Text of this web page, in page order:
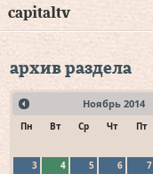
capitaltv
архив раздела
Ноябрь 2014
Пн Вт Ср Чт Пт
3
4 5 6 7